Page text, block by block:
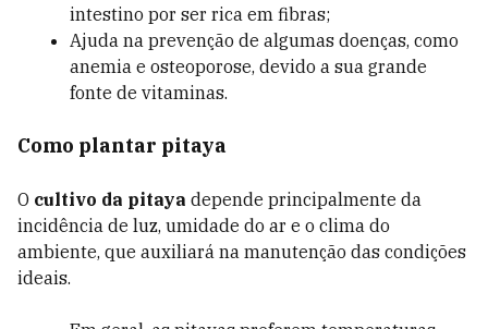
intestino por ser rica em fibras;
Ajuda na prevenção de algumas doenças, como
anemia e osteoporose, devido a sua grande
fonte de vitaminas.
Como plantar pitaya
O cultivo da pitaya depende principalmente da
incidência de luz, umidade do ar e o clima do
ambiente, que auxiliará na manutenção das condições
ideais.